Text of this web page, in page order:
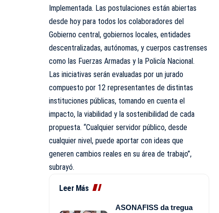
Implementada. Las postulaciones están abiertas
desde hoy para todos los colaboradores del
Gobierno central, gobiernos locales, entidades
descentralizadas, autónomas, y cuerpos castrenses
como las Fuerzas Armadas y la Policía Nacional.
Las iniciativas serán evaluadas por un jurado
compuesto por 12 representantes de distintas
instituciones públicas, tomando en cuenta el
impacto, la viabilidad y la sostenibilidad de cada
propuesta. “Cualquier servidor público, desde
cualquier nivel, puede aportar con ideas que
generen cambios reales en su área de trabajo”,
subrayó.
Leer Más
ASONAFISS da tregua